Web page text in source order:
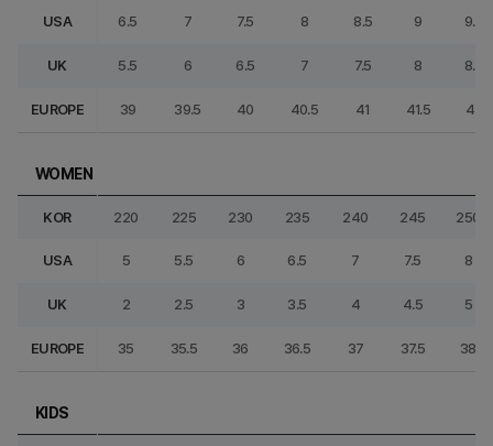
USA 6.5 7 7.5 8 8.5 9 9.5
UK 5.5 6 6.5 7 7.5 8 8.5
EUROPE 39 39.5 40 40.5 41 41.5 42
WOMEN
KOR 220 225 230 235 240 245 250
USA 5 5.5 6 6.5 7 7.5 8
UK 2 2.5 3 3.5 4 4.5 5
EUROPE 35 35.5 36 36.5 37 37.5 38
KIDS